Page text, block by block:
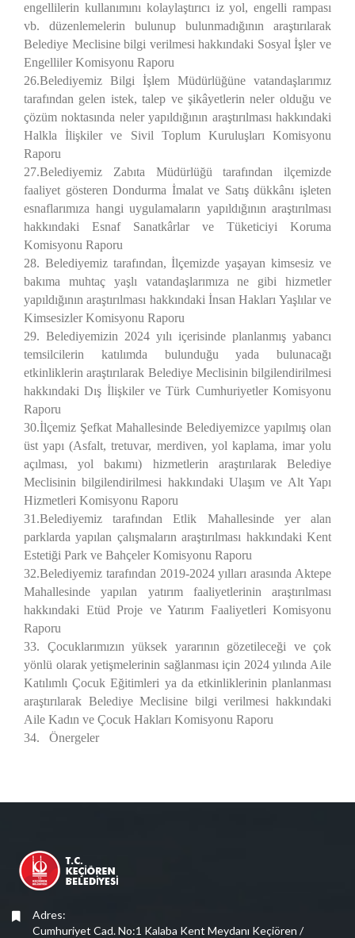
engellilerin kullanımını kolaylaştırıcı iz yol, engelli rampası
vb. düzenlemelerin bulunup bulunmadığının araştırılarak
Belediye Meclisine bilgi verilmesi hakkındaki Sosyal İşler ve
Engelliler Komisyonu Raporu
26.Belediyemiz Bilgi İşlem Müdürlüğüne vatandaşlarımız
tarafından gelen istek, talep ve şikâyetlerin neler olduğu ve
çözüm noktasında neler yapıldığının araştırılması hakkındaki
Halkla İlişkiler ve Sivil Toplum Kuruluşları Komisyonu
Raporu
27.Belediyemiz Zabıta Müdürlüğü tarafından ilçemizde
faaliyet gösteren Dondurma İmalat ve Satış dükkânı işleten
esnaflarımıza hangi uygulamaların yapıldığının araştırılması
hakkındaki Esnaf Sanatkârlar ve Tüketiciyi Koruma
Komisyonu Raporu
28. Belediyemiz tarafından, İlçemizde yaşayan kimsesiz ve
bakıma muhtaç yaşlı vatandaşlarımıza ne gibi hizmetler
yapıldığının araştırılması hakkındaki İnsan Hakları Yaşlılar ve
Kimsesizler Komisyonu Raporu
29. Belediyemizin 2024 yılı içerisinde planlanmış yabancı
temsilcilerin katılımda bulunduğu yada bulunacağı
etkinliklerin araştırılarak Belediye Meclisinin bilgilendirilmesi
hakkındaki Dış İlişkiler ve Türk Cumhuriyetler Komisyonu
Raporu
30.İlçemiz Şefkat Mahallesinde Belediyemizce yapılmış olan
üst yapı (Asfalt, tretuvar, merdiven, yol kaplama, imar yolu
açılması, yol bakımı) hizmetlerin araştırılarak Belediye
Meclisinin bilgilendirilmesi hakkındaki Ulaşım ve Alt Yapı
Hizmetleri Komisyonu Raporu
31.Belediyemiz tarafından Etlik Mahallesinde yer alan
parklarda yapılan çalışmaların araştırılması hakkındaki Kent
Estetiği Park ve Bahçeler Komisyonu Raporu
32.Belediyemiz tarafından 2019-2024 yılları arasında Aktepe
Mahallesinde yapılan yatırım faaliyetlerinin araştırılması
hakkındaki Etüd Proje ve Yatırım Faaliyetleri Komisyonu
Raporu
33. Çocuklarımızın yüksek yararının gözetileceği ve çok
yönlü olarak yetişmelerinin sağlanması için 2024 yılında Aile
Katılımlı Çocuk Eğitimleri ya da etkinliklerinin planlanması
araştırılarak Belediye Meclisine bilgi verilmesi hakkındaki
Aile Kadın ve Çocuk Hakları Komisyonu Raporu
34. Önergeler
Adres:
Cumhuriyet Cad. No:1 Kalaba Kent Meydanı Keçiören /